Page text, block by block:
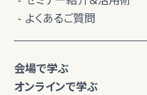
よくあるご質問
会場で学ぶ
オンラインで学ぶ